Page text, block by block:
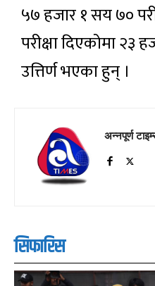
५७ हजार १ सय ७०
परीक्षा दिएकोमा २३
उत्तिर्ण भएका हुन् ।
अन्नपूर्ण
सिफारिस